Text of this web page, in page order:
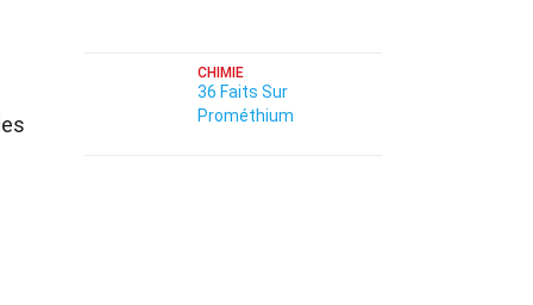
CHIMIE
36 Faits Sur
Prométhium